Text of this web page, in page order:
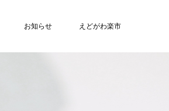
お知らせ えどがわ楽市